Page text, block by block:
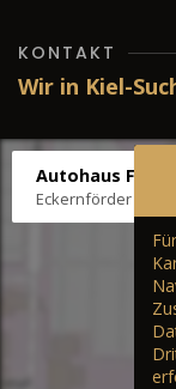
KONTAKT
Wir in Kiel-
Autohaus Fräter
Eckernförder Str. /